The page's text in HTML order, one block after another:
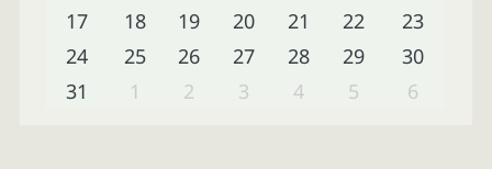
17
18 19 20 21 22
23
24
25 26 27 28 29
30
31
1 2 3 4 5 6